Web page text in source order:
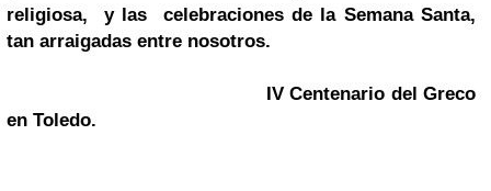
religiosa, y las celebraciones de la Semana Santa,
tan arraigadas entre nosotros.
IV Centenario del Greco
en Toledo.